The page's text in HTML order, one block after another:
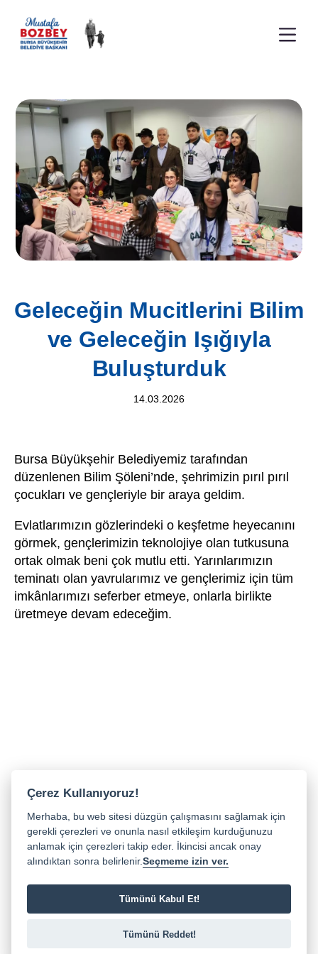
Geleceğin Mucitlerini Bilim
ve Geleceğin Işığıyla
Buluşturduk
14.03.2026
Bursa Büyükşehir Belediyemiz tarafından
düzenlenen Bilim Şöleni’nde, şehrimizin pırıl pırıl
çocukları ve gençleriyle bir araya geldim.
Evlatlarımızın gözlerindeki o keşfetme heyecanını
görmek, gençlerimizin teknolojiye olan tutkusuna
ortak olmak beni çok mutlu etti. Yarınlarımızın
teminatı olan yavrularımız ve gençlerimiz için tüm
imkânlarımızı seferber etmeye, onlarla birlikte
üretmeye devam edeceğim.
Çerez Kullanıyoruz!
Merhaba, bu web sitesi düzgün çalışmasını sağlamak için
gerekli çerezleri ve onunla nasıl etkileşim kurduğunuzu
anlamak için çerezleri takip eder. İkincisi ancak onay
alındıktan sonra belirlenir.Seçmeme izin ver.
Tümünü Kabul Et!
Tümünü Reddet!